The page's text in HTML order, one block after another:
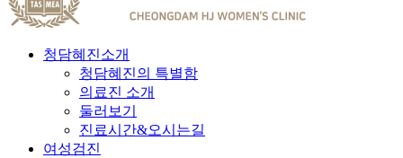
청담혜진소개
청담혜진의 특별함
의료진 소개
둘러보기
진료시간&오시는길
여성검진